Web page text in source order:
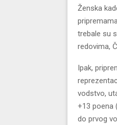
Ženska
trebale su
redovima,
Ipak,
vodstvo,
+13 poena
do prvog